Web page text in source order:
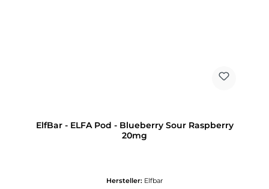
ElfBar - ELFA Pod - Blueberry Sour Raspberry
20mg
Hersteller: Elfbar